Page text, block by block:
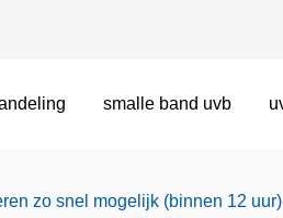
smalle band uvb
zo snel mogelijk (binnen 12 uur)